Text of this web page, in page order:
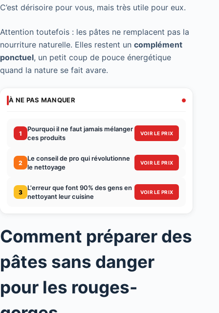
C’est dérisoire pour vous, mais très utile pour eux.
Attention toutefois : les pâtes ne remplacent pas la
nourriture naturelle. Elles restent un complément
ponctuel, un petit coup de pouce énergétique
quand la nature se fait avare.
À NE PAS MANQUER
1
Pourquoi il ne faut jamais mélanger
ces produits
VOIR LE PRIX
2
Le conseil de pro qui révolutionne
le nettoyage
VOIR LE PRIX
3
L'erreur que font 90% des gens en
nettoyant leur cuisine
VOIR LE PRIX
Comment préparer des
pâtes sans danger
pour les rouges-